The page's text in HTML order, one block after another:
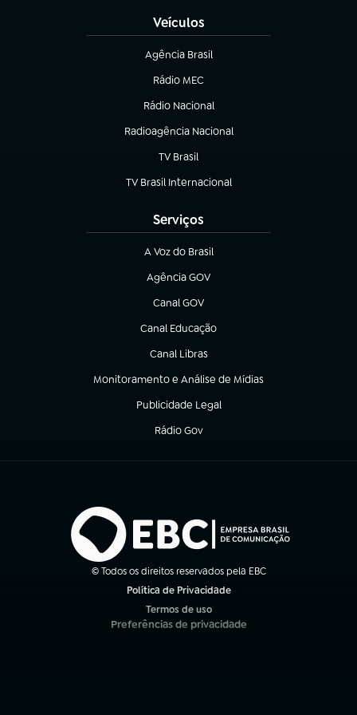
Veículos
Agência Brasil
(abre em nova aba)
Rádio MEC
(abre em nova aba)
Rádio Nacional
Radioagência Nacional
(abre em nova aba)
TV Brasil
(abre em nova aba)
TV Brasil Internacional
(abre em nova aba)
Serviços
A Voz do Brasil
(abre em nova aba)
Agência GOV
(abre em nova aba)
Canal GOV
(abre em nova aba)
Canal Educação
(abre em nova aba)
Canal Libras
(abre em nova aba)
Monitoramento e Análise de Mídias
(abre em nova aba)
Publicidade Legal
(abre em nova aba)
Rádio Gov
(abre em nova aba)
© Todos os direitos reservados pela EBC
Política de Privacidade
Termos de uso
(abre em nova aba)
Preferências de privacidade